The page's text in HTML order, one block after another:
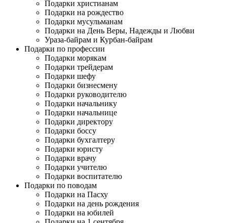
Подарки христианам
Подарки на рождество
Подарки мусульманам
Подарки на День Веры, Надежды и Любви
Ураза-байрам и Курбан-байрам
Подарки по профессии
Подарки морякам
Подарки трейдерам
Подарки шефу
Подарки бизнесмену
Подарки руководителю
Подарки начальнику
Подарки начальнице
Подарки директору
Подарки боссу
Подарки бухгалтеру
Подарки юристу
Подарки врачу
Подарки учителю
Подарки воспитателю
Подарки по поводам
Подарки на Пасху
Подарки на день рождения
Подарки на юбилей